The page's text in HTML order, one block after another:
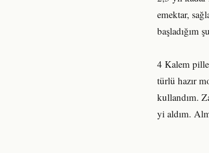
emektar,
başladığım
4 Kalem
türlü hazır
kullandım.
yi aldım.